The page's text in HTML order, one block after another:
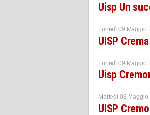
Uisp Un
Lunedì 09 Maggio
UISP
Lunedì 09 Maggio
Uisp
Martedì 03 Maggio
UISP